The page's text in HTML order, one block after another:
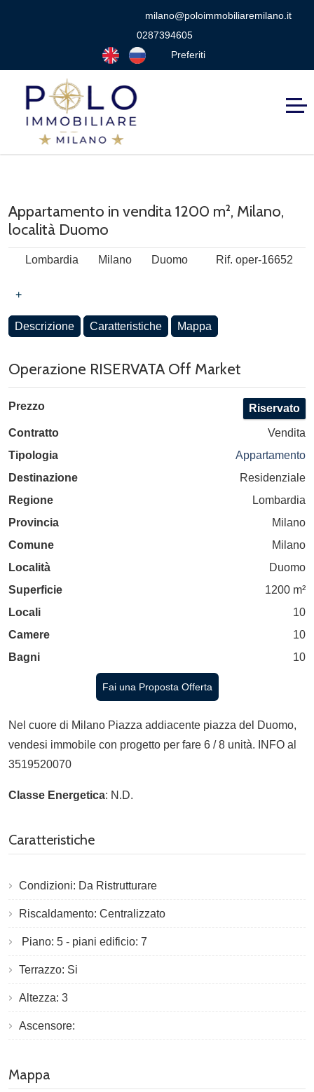
milano@poloimmobiliaremilano.it
0287394605
Preferiti
Appartamento in vendita 1200 m², Milano,
località Duomo
Lombardia Milano Duomo Rif. oper-16652
+
Descrizione Caratteristiche Mappa
Operazione RISERVATA Off Market
Prezzo Riservato
Contratto
Vendita
Tipologia
Appartamento
Destinazione
Residenziale
Regione
Lombardia
Provincia
Milano
Comune
Milano
Località
Duomo
Superficie
1200 m²
Locali
10
Camere
10
Bagni
10
Fai una Proposta Offerta
Nel cuore di Milano Piazza addiacente piazza del Duomo,
vendesi immobile con progetto per fare 6 / 8 unità. INFO al
3519520070
Classe Energetica: N.D.
Caratteristiche
Condizioni: Da Ristrutturare
Riscaldamento: Centralizzato
Piano: 5 - piani edificio: 7
Terrazzo: Si
Altezza: 3
Ascensore:
Mappa